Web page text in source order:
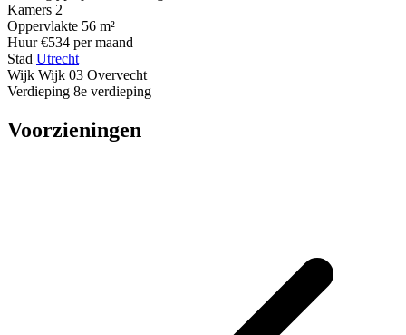
Kamers 2
Oppervlakte 56 m²
Huur €534 per maand
Stad Utrecht
Wijk Wijk 03 Overvecht
Verdieping 8e verdieping
Voorzieningen